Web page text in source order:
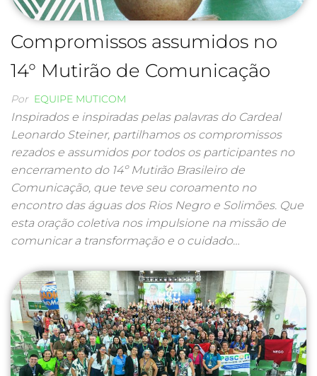
Compromissos assumidos no
14° Mutirão de Comunicação
Por EQUIPE MUTICOM
Inspirados e inspiradas pelas palavras do Cardeal
Leonardo Steiner, partilhamos os compromissos
rezados e assumidos por todos os participantes no
encerramento do 14º Mutirão Brasileiro de
Comunicação, que teve seu coroamento no
encontro das águas dos Rios Negro e Solimões. Que
esta oração coletiva nos impulsione na missão de
comunicar a transformação e o cuidado…